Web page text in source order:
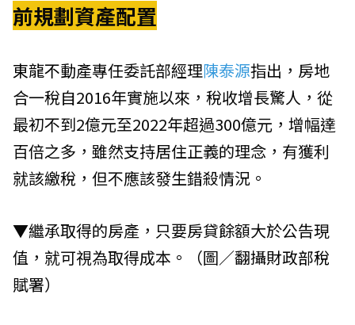
前規劃資產配置
東龍不動產專任委託部經理陳泰源指出，房地
合一稅自2016年實施以來，稅收增長驚人，從
最初不到2億元至2022年超過300億元，增幅達
百倍之多，雖然支持居住正義的理念，有獲利
就該繳稅，但不應該發生錯殺情況。
▼繼承取得的房產，只要房貸餘額大於公告現
值，就可視為取得成本。（圖／翻攝財政部稅
賦署）